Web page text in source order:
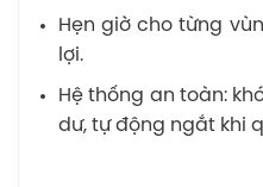
Hẹn giờ cho từng
lợi.
Hệ thống an toàn:
dư, tự động ngắt khi